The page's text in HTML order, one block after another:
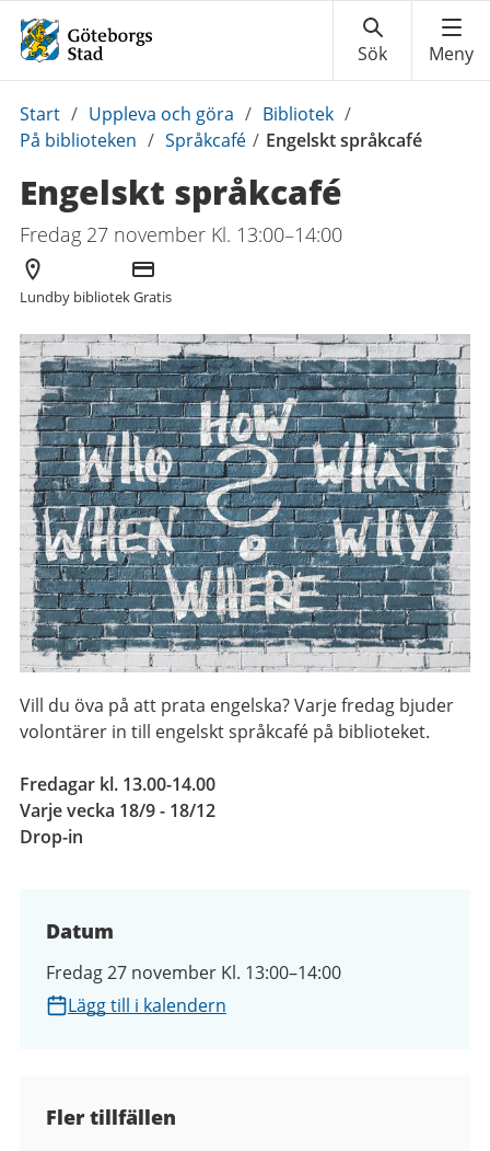
Du
är
Start / Uppleva och göra / Bibliotek /
På biblioteken / Språkcafé / Engelskt språkcafé
Engelskt språkcafé
Fredag 27 november Kl. 13:00–14:00
Arrangör
Lundby bibliotek
Kostnad
Gratis
Vill du öva på att prata engelska? Varje fredag bjuder
volontärer in till engelskt språkcafé på biblioteket.
Fredagar kl. 13.00-14.00
Varje vecka 18/9 - 18/12
Drop-in
Datum
Fredag 27 november Kl. 13:00–14:00
Lägg till i kalendern
Fler tillfällen